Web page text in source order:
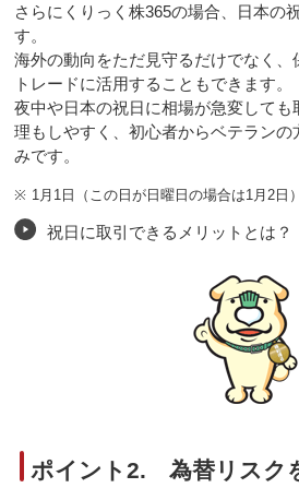
さらにくりっく株365の場合、日本の
す。
海外の動向をただ見守るだけでなく
トレードに活用することもできます。
夜中や日本の祝日に相場が急変して
理もしやすく、初心者からベテランの
みです。
※ 1月1日（この日が日曜日の場合は1月2日
祝日に取引できるメリットとは？
ポイント2. 為替リスク